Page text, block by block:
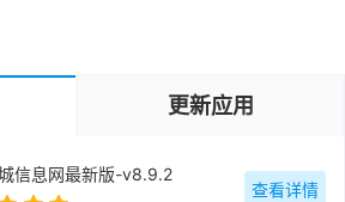
更新应用
信息网最新版-v8.9.2
查看详情